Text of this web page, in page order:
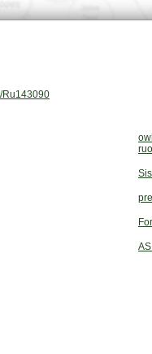
Ru143090